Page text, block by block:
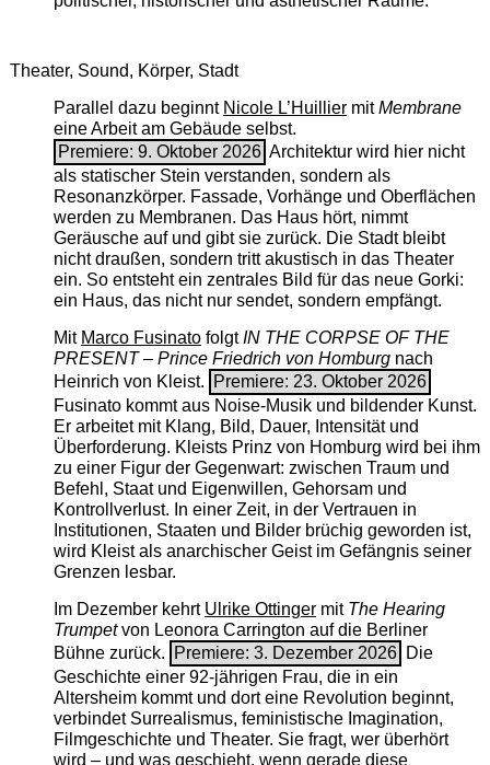
Theater, Sound, Körper, Stadt
Parallel dazu beginnt Nicole L’Huilliermit ­Membrane
eine Arbeit am Gebäude selbst.
Premiere: 9. Oktober 2026 Architektur wird hier nicht
als statischer Stein verstanden, sondern als
Resonanzkörper. Fassade, Vorhänge und Oberflächen
werden zu Membranen. Das Haus hört, nimmt
Geräusche auf und gibt sie zurück. Die Stadt bleibt
nicht draußen, sondern tritt akustisch in das Theater
ein. So entsteht ein zentrales Bild für das neue Gorki:
ein Haus, das nicht nur sendet, sondern empfängt.
Mit Marco FusinatofolgtIN THE CORPSE OF THE
PRESENT – Prince Friedrich von Homburgnach
Heinrich von Kleist.
Premiere: 23. Oktober 2026
Fusinato kommt aus Noise-Musik und bildender Kunst.
Er arbeitet mit Klang, Bild, Dauer, Intensität und
Überforderung. Kleists Prinz von Homburg wird bei ihm
zu einer Figur der Gegenwart: zwischen Traum und
Befehl, Staat und Eigenwillen, Gehorsam und
Kontrollverlust. In einer Zeit, in der Vertrauen in
Institutionen, Staaten und Bilder brüchig geworden ist,
wird Kleist als anarchischer Geist im Gefängnis seiner
Grenzen lesbar.
Im Dezember kehrt Ulrike Ottingermit The ­Hearing
Trumpetvon Leonora Carrington auf die Berliner
Bühne zurück.
Premiere: 3. Dezember 2026 Die
Geschichte einer 92-jährigen Frau, die in ein
Altersheim kommt und dort eine Revolution beginnt,
verbindet Surrealismus, feministische Imagination,
Filmgeschichte und Theater. Sie fragt, wer überhört
wird – und was geschieht, wenn gerade diese